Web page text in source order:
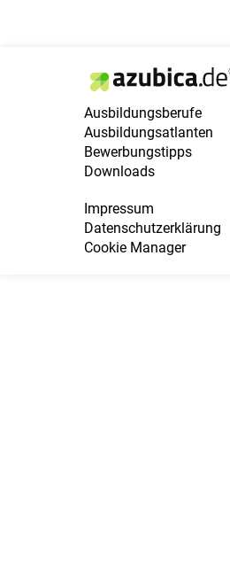
Ausbildungsberufe
Ausbildungsatlanten
Bewerbungstipps
Downloads
Impressum
Datenschutzerklärung
Cookie Manager